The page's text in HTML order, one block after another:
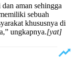
aman sehingga
sebuah
khususnya di
ungkapnya.[yat]